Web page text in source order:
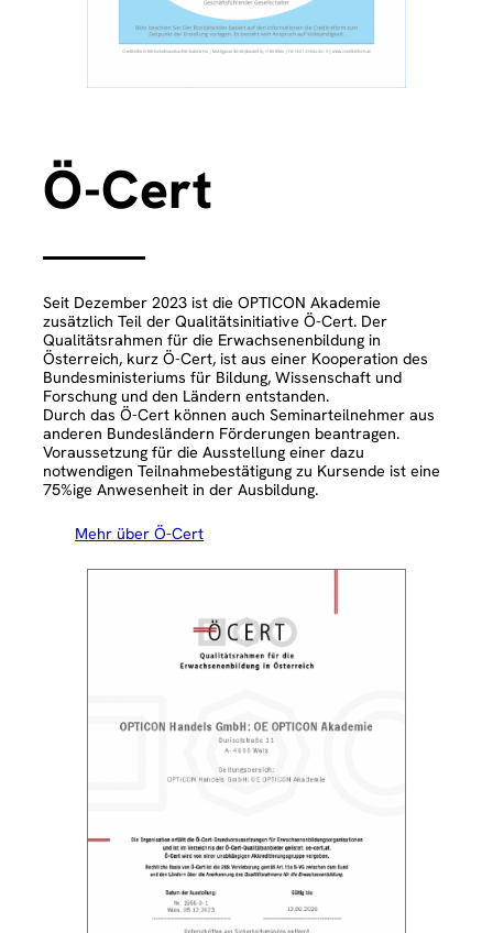
e
Ö-Cert
Seit Dezember 2023 ist die OPTICON Akademie
zusätzlich Teil der Qualitätsinitiative Ö-Cert. Der
Qualitätsrahmen für die Erwachsenenbildung in
Österreich, kurz Ö-Cert, ist aus einer Kooperation des
Bundesministeriums für Bildung, Wissenschaft und
Forschung und den Ländern entstanden.
Durch das Ö-Cert können auch Seminarteilnehmer aus
anderen Bundesländern Förderungen beantragen.
Voraussetzung für die Ausstellung einer dazu
notwendigen Teilnahmebestätigung zu Kursende ist eine
75%ige Anwesenheit in der Ausbildung.
Mehr über Ö-Cert